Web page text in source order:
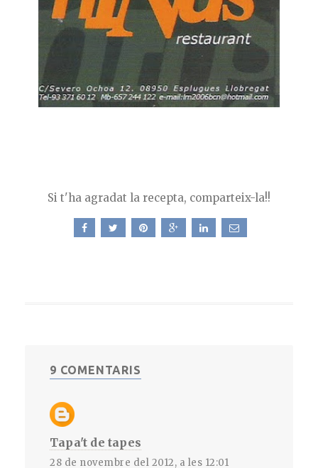
Si t'ha agradat la recepta, comparteix-la!!
9 COMENTARIS
Tapa't de tapes
28 de novembre del 2012, a les 12:01